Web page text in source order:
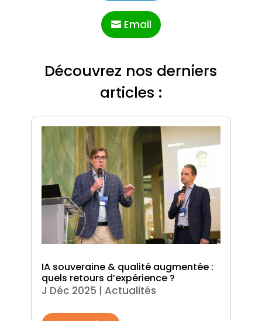
Email
Découvrez nos derniers
articles :
IA souveraine & qualité augmentée :
quels retours d’expérience ?
J Déc 2025 Actualités